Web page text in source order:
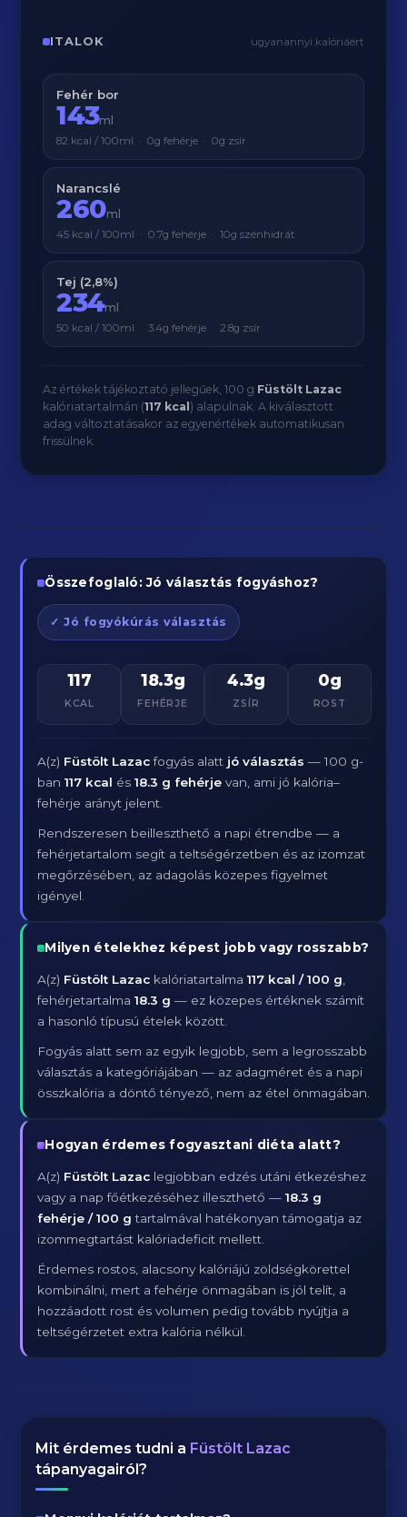
ITALOK ugyanannyi kalóriáért
Fehér bor
143ml
82 kcal / 100ml · 0g fehérje · 0g zsír
Narancslé
260ml
45 kcal / 100ml · 0.7g fehérje · 10g szénhidrát
Tej (2,8%)
234ml
50 kcal / 100ml · 3.4g fehérje · 2.8g zsír
Az értékek tájékoztató jellegűek, 100 g Füstölt Lazac
kalóriatartalmán (117 kcal ) alapulnak. A kiválasztott
adag változtatásakor az egyenértékek automatikusan
frissülnek.
Összefoglaló: Jó választás fogyáshoz?
✓ Jó fogyókúrás választás
117
KCAL
18.3g
FEHÉRJE
4.3g
ZSÍR
0g
ROST
A(z) Füstölt Lazacfogyás alatt jó választás — 100 g-
ban117 kcal és18.3 g fehérje van, ami jó kalória–
fehérje arányt jelent.
Rendszeresen beilleszthető a napi étrendbe — a
fehérjetartalom segít a teltségérzetben és az izomzat
megőrzésében, az adagolás közepes figyelmet
igényel.
Milyen ételekhez képest jobb vagy rosszabb?
A(z) Füstölt Lazac kalóriatartalma117 kcal / 100 g
fehérjetartalma18.3 g — ez közepes értéknek számít
a hasonló típusú ételek között.
Fogyás alatt sem az egyik legjobb, sem a legrosszabb
választás a kategóriájában — az adagméret és a napi
összkalória a döntő tényező, nem az étel önmagában.
Hogyan érdemes fogyasztani diéta alatt?
A(z) Füstölt Lazac legjobban edzés utáni étkezéshez
vagy a nap főétkezéséhez illeszthető —18.3 g
fehérje / 100 g tartalmával hatékonyan támogatja az
izommegtartást kalóriadeficit mellett.
Érdemes rostos, alacsony kalóriájú zöldségkörettel
kombinálni, mert a fehérje önmagában is jól telít, a
hozzáadott rost és volumen pedig tovább nyújtja a
teltségérzetet extra kalória nélkül.
Mit érdemes tudni a Füstölt Lazac
tápanyagairól?